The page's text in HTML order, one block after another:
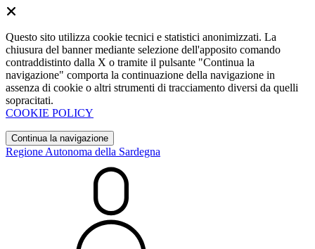
Questo sito utilizza cookie tecnici e statistici anonimizzati. La
chiusura del banner mediante selezione dell'apposito comando
contraddistinto dalla X o tramite il pulsante "Continua la
navigazione" comporta la continuazione della navigazione in
assenza di cookie o altri strumenti di tracciamento diversi da quelli
sopracitati.
COOKIE POLICY
Continua la navigazione
Regione Autonoma della Sardegna